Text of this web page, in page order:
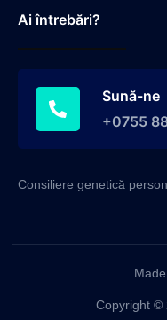
Ai întrebări?
Sună-ne
+0755
Consiliere genetică
Copyright ©